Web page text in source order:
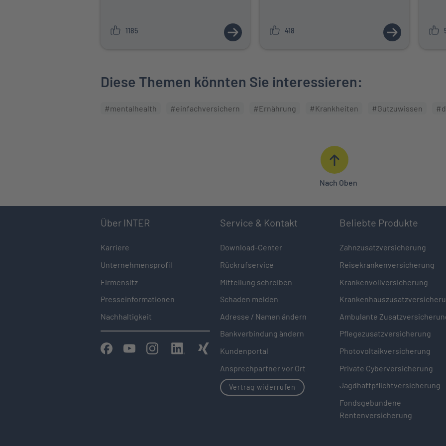
1185
ZUM ARTIKEL: NOTFALL: SO HANDELN SIE RICHTIG
418
ZUM ARTIKEL:
Diese Themen könnten Sie interessieren:
#mentalhealth #einfachversichern #Ernährung #Krankheiten #Gutzuwissen
Nach Oben
Über INTER
Karriere
Unternehmensprofil
Firmensitz
Presseinformationen
Nachhaltigkeit
Service & Kontakt
Download-Center
Rückrufservice
Mitteilung schreiben
Schaden melden
Adresse / Namen ändern
Bankverbindung ändern
Kundenportal
Ansprechpartner vor Ort
Vertrag widerrufen
Beliebte Produkte
Zahnzusatzversicherung
Reisekrankenversicherung
Krankenvollversicherung
Ambulante
Pflegezusatzversicherung
Photovoltaikversicherung
Private Cyberversicherung
Jagdhaftpflichtversicherung
Fondsgebundene
Rentenversicherung